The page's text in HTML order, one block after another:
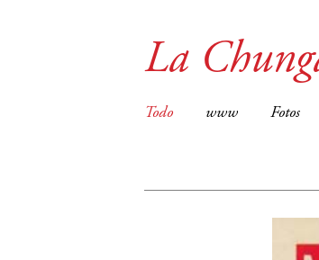
La
Todo www Fotos